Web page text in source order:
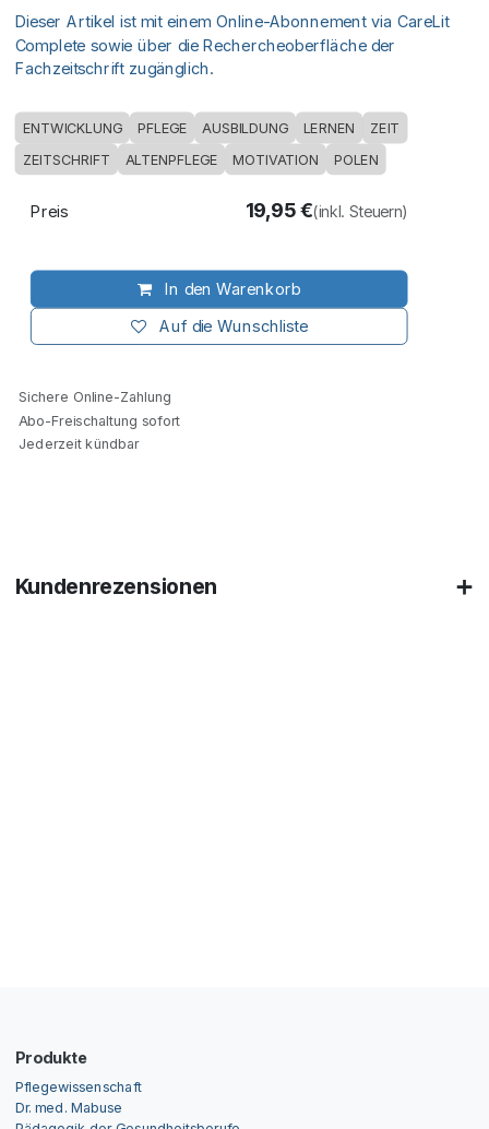
Dieser Artikel ist mit einem Online-Abonnement via CareLit
Complete sowie über die Rechercheoberfläche der
Fachzeitschrift zugänglich.
ENTWICKLUNG PFLEGE AUSBILDUNG LERNEN ZEIT
ZEITSCHRIFT ALTENPFLEGE MOTIVATION POLEN
In den Warenkorb
Auf die Wunschliste
Preis 19,95€(inkl. Steuern)
Sichere Online-Zahlung
Abo-Freischaltung sofort
Jederzeit kündbar
Kundenrezensionen
Produkte
Pflegewissenschaft
Dr. med. Mabuse